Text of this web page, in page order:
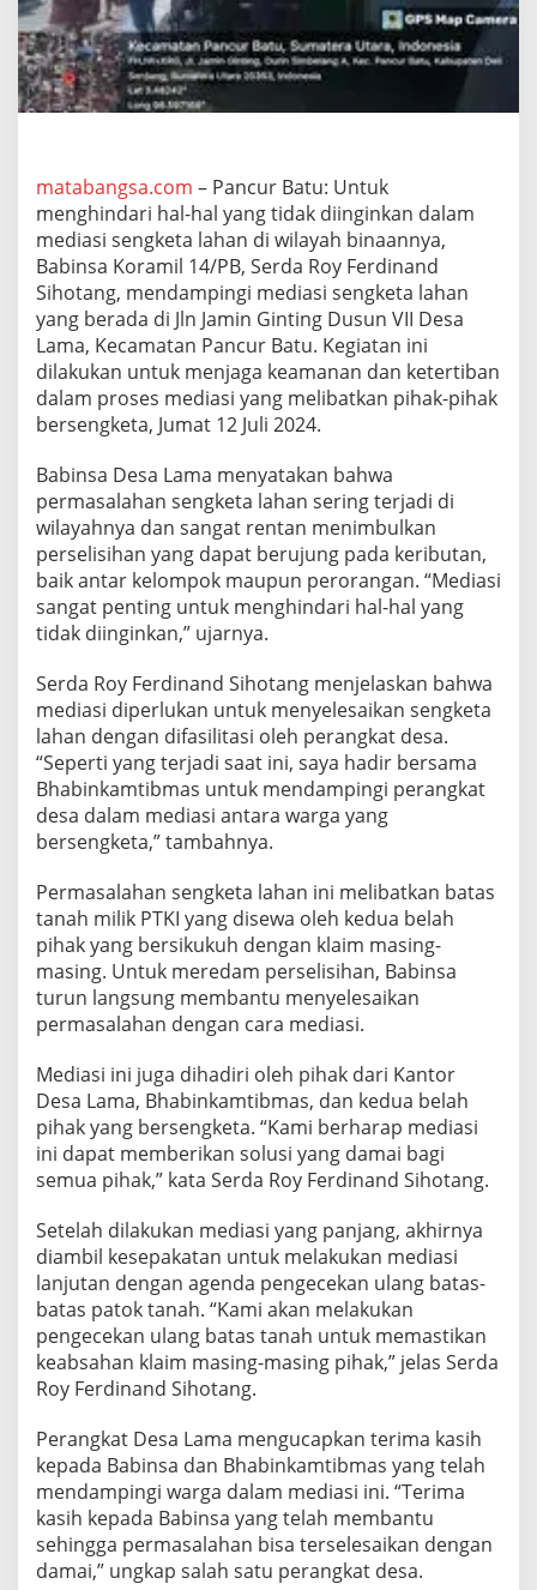
S
e
r
d
a
R
F
e
r
d
i
n
a
n
d
S
i
h
a
n
g
D
a
m
p
i
g
i
M
e
d
i
a
s
i
e
n
g
e
t
a
a
a
n
d
i
s
a
L
a
m
a
matabangsa.com – Pancur Batu: Untuk
menghindari hal-hal yang tidak diinginkan dalam
mediasi sengketa lahan di wilayah binaannya,
Babinsa Koramil 14/PB, Serda Roy Ferdinand
Sihotang, mendampingi mediasi sengketa lahan
yang berada di Jln Jamin Ginting Dusun VII Desa
Lama, Kecamatan Pancur Batu. Kegiatan ini
dilakukan untuk menjaga keamanan dan ketertiban
dalam proses mediasi yang melibatkan pihak-pihak
bersengketa, Jumat 12 Juli 2024.
Babinsa Desa Lama menyatakan bahwa
permasalahan sengketa lahan sering terjadi di
wilayahnya dan sangat rentan menimbulkan
perselisihan yang dapat berujung pada keributan,
baik antar kelompok maupun perorangan. “Mediasi
sangat penting untuk menghindari hal-hal yang
tidak diinginkan,” ujarnya.
Serda Roy Ferdinand Sihotang menjelaskan bahwa
mediasi diperlukan untuk menyelesaikan sengketa
lahan dengan difasilitasi oleh perangkat desa.
“Seperti yang terjadi saat ini, saya hadir bersama
Bhabinkamtibmas untuk mendampingi perangkat
desa dalam mediasi antara warga yang
bersengketa,” tambahnya.
Permasalahan sengketa lahan ini melibatkan batas
tanah milik PTKI yang disewa oleh kedua belah
pihak yang bersikukuh dengan klaim masing-
masing. Untuk meredam perselisihan, Babinsa
turun langsung membantu menyelesaikan
permasalahan dengan cara mediasi.
Mediasi ini juga dihadiri oleh pihak dari Kantor
Desa Lama, Bhabinkamtibmas, dan kedua belah
pihak yang bersengketa. “Kami berharap mediasi
ini dapat memberikan solusi yang damai bagi
semua pihak,” kata Serda Roy Ferdinand Sihotang.
Setelah dilakukan mediasi yang panjang, akhirnya
diambil kesepakatan untuk melakukan mediasi
lanjutan dengan agenda pengecekan ulang batas-
batas patok tanah. “Kami akan melakukan
pengecekan ulang batas tanah untuk memastikan
keabsahan klaim masing-masing pihak,” jelas Serda
Roy Ferdinand Sihotang.
Perangkat Desa Lama mengucapkan terima kasih
kepada Babinsa dan Bhabinkamtibmas yang telah
mendampingi warga dalam mediasi ini. “Terima
kasih kepada Babinsa yang telah membantu
sehingga permasalahan bisa terselesaikan dengan
damai,” ungkap salah satu perangkat desa.